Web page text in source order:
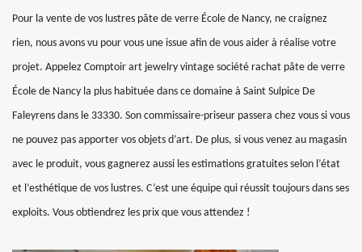
Pour la vente de vos lustres pâte de verre École de Nancy, ne craignez
rien, nous avons vu pour vous une issue afin de vous aider à réalise votre
projet. Appelez Comptoir art jewelry vintage société rachat pâte de verre
École de Nancy la plus habituée dans ce domaine à Saint Sulpice De
Faleyrens dans le 33330. Son commissaire-priseur passera chez vous si vous
ne pouvez pas apporter vos objets d’art. De plus, si vous venez au magasin
avec le produit, vous gagnerez aussi les estimations gratuites selon l’état
et l’esthétique de vos lustres. C’est une équipe qui réussit toujours dans ses
exploits. Vous obtiendrez les prix que vous attendez !